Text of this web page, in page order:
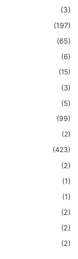
(3)
(197)
(65)
(6)
(15)
(3)
(5)
(99)
(2)
(423)
(2)
(1)
(1)
(2)
(2)
(2)